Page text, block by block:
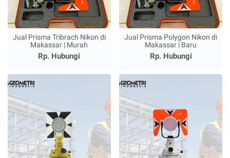
Jual Prisma Tribrach Nikon di
Makassar | Murah
Rp. Hubungi
Jual Prisma Polygon Nikon di
Makassar | Baru
Rp. Hubungi